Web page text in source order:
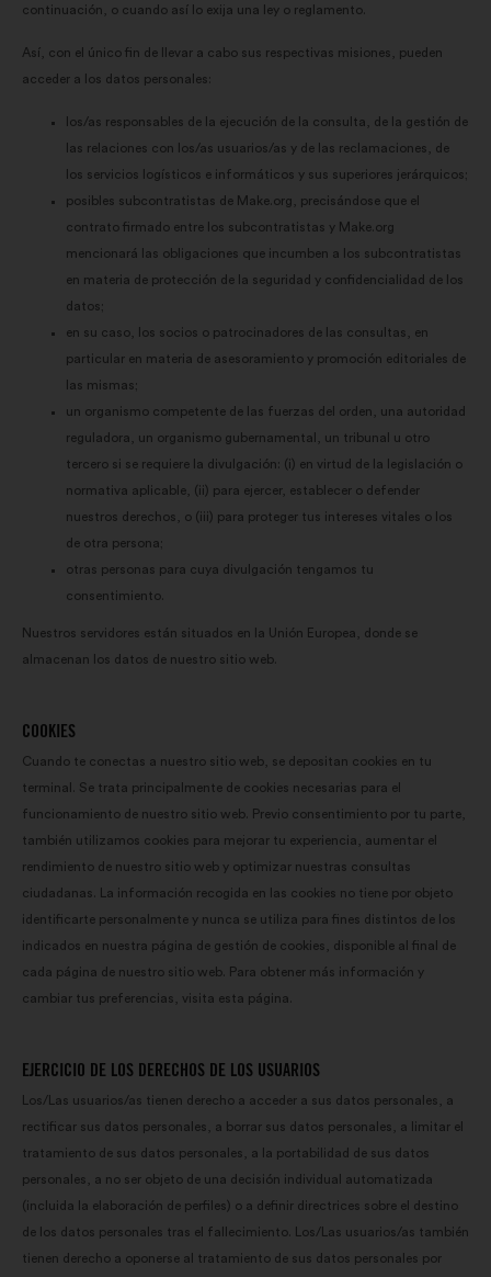
continuación, o cuando así lo exija una ley o reglamento.
Así, con el único fin de llevar a cabo sus respectivas misiones, pueden
acceder a los datos personales:
los/as responsables de la ejecución de la consulta, de la gestión de
las relaciones con los/as usuarios/as y de las reclamaciones, de
los servicios logísticos e informáticos y sus superiores jerárquicos;
posibles subcontratistas de Make.org, precisándose que el
contrato firmado entre los subcontratistas y Make.org
mencionará las obligaciones que incumben a los subcontratistas
en materia de protección de la seguridad y confidencialidad de los
datos;
en su caso, los socios o patrocinadores de las consultas, en
particular en materia de asesoramiento y promoción editoriales de
las mismas;
un organismo competente de las fuerzas del orden, una autoridad
reguladora, un organismo gubernamental, un tribunal u otro
tercero si se requiere la divulgación: (i) en virtud de la legislación o
normativa aplicable, (ii) para ejercer, establecer o defender
nuestros derechos, o (iii) para proteger tus intereses vitales o los
de otra persona;
otras personas para cuya divulgación tengamos tu
consentimiento.
Nuestros servidores están situados en la Unión Europea, donde se
almacenan los datos de nuestro sitio web.
COOKIES
Cuando te conectas a nuestro sitio web, se depositan cookies en tu
terminal. Se trata principalmente de cookies necesarias para el
funcionamiento de nuestro sitio web. Previo consentimiento por tu parte,
también utilizamos cookies para mejorar tu experiencia, aumentar el
rendimiento de nuestro sitio web y optimizar nuestras consultas
ciudadanas. La información recogida en las cookies no tiene por objeto
identificarte personalmente y nunca se utiliza para fines distintos de los
indicados en nuestra página de gestión de cookies, disponible al final de
cada página de nuestro sitio web. Para obtener más información y
cambiar tus preferencias, visita esta página.
EJERCICIO DE LOS DERECHOS DE LOS USUARIOS
Los/Las usuarios/as tienen derecho a acceder a sus datos personales, a
rectificar sus datos personales, a borrar sus datos personales, a limitar el
tratamiento de sus datos personales, a la portabilidad de sus datos
personales, a no ser objeto de una decisión individual automatizada
(incluida la elaboración de perfiles) o a definir directrices sobre el destino
de los datos personales tras el fallecimiento. Los/Las usuarios/as también
tienen derecho a oponerse al tratamiento de sus datos personales por